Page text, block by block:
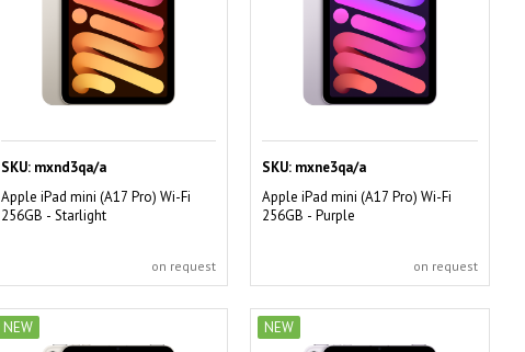
SKU: mxnd3qa/a
Apple iPad mini (A17 Pro) Wi-Fi
256GB - Starlight
on request
SKU: mxne3qa/a
Apple iPad mini (A17 Pro) Wi-Fi
256GB - Purple
on request
NEW NEW